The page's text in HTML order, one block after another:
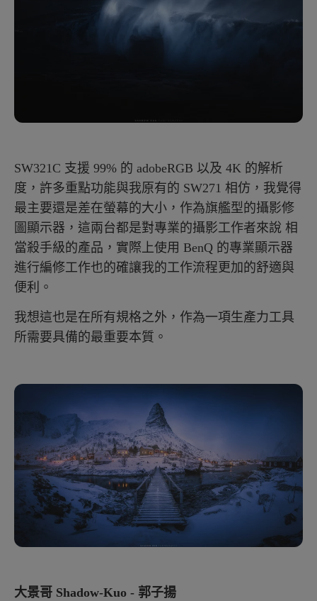
SW321C 支援 99% 的 adobeRGB 以及 4K 的解析
度，許多重點功能與我原有的 SW271 相仿，我覺得
最主要還是差在螢幕的大小，作為旗艦型的攝影修
圖顯示器，這兩台都是對專業的攝影工作者來說 相
當殺手級的產品，實際上使用 BenQ 的專業顯示器
進行編修工作也的確讓我的工作流程更加的舒適與
便利。
我想這也是在所有規格之外，作為一項生產力工具
所需要具備的最重要本質。
大景哥 Shadow-Kuo - 郭子揚